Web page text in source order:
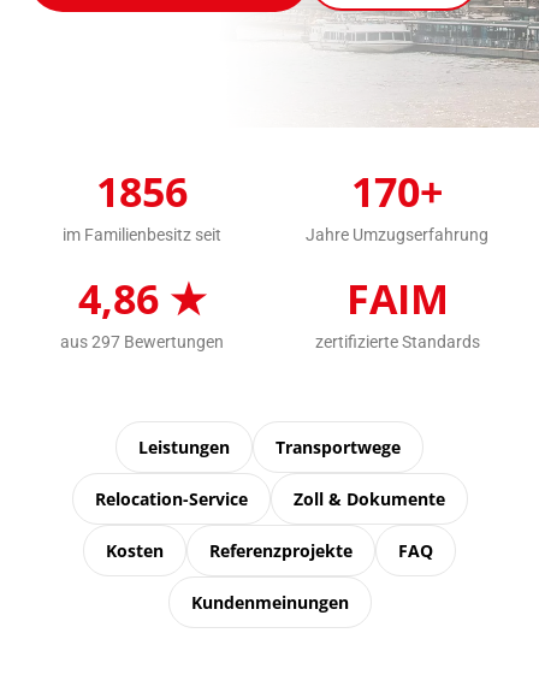
1856
im Familienbesitz seit
170+
Jahre Umzugserfahrung
4,86 ★
aus 297 Bewertungen
FAIM
zertifizierte Standards
Leistungen Transportwege
Relocation-Service Zoll & Dokumente
Kosten Referenzprojekte FAQ
Kundenmeinungen